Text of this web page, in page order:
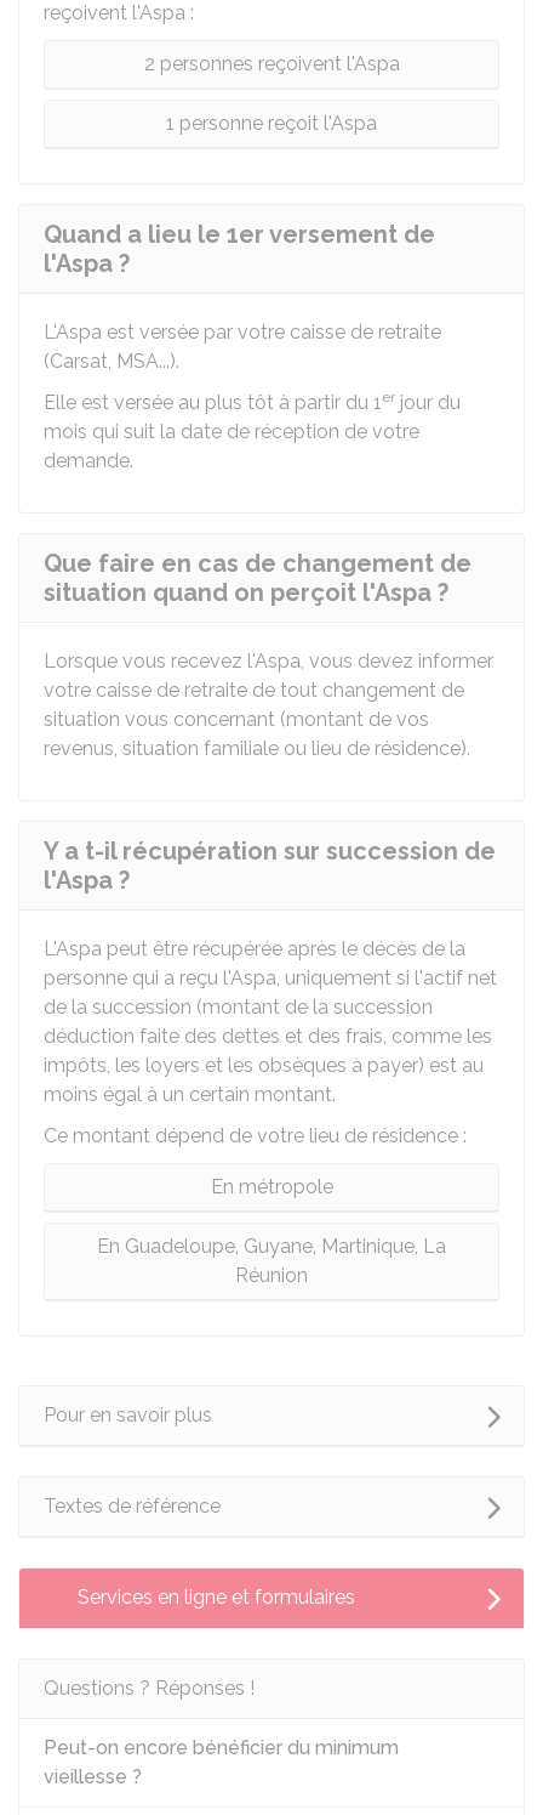
reçoivent l'Aspa :
2 personnes reçoivent l'Aspa
1 personne reçoit l'Aspa
Quand a lieu le 1er versement de
l'Aspa ?
L'Aspa est versée par votre caisse de retraite
(Carsat, MSA...).
Elle est versée au plus tôt à partir du 1er jour du
mois qui suit la date de réception de votre
demande.
Que faire en cas de changement de
situation quand on perçoit l'Aspa ?
Lorsque vous recevez l'Aspa, vous devez informer
votre caisse de retraite de tout changement de
situation vous concernant (montant de vos
revenus, situation familiale ou lieu de résidence).
Y a t-il récupération sur succession de
l'Aspa ?
L'Aspa peut être récupérée après le décès de la
personne qui a reçu l'Aspa, uniquement si l'actif net
de la succession (montant de la succession
déduction faite des dettes et des frais, comme les
impôts, les loyers et les obsèques à payer) est au
moins égal à un certain montant.
Ce montant dépend de votre lieu de résidence :
En métropole
En Guadeloupe, Guyane, Martinique, La
Réunion
Pour en savoir plus
Textes de référence
Services en ligne et formulaires
Questions ? Réponses !
Peut-on encore bénéficier du minimum
vieillesse ?